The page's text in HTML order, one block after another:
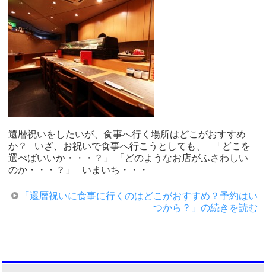
還暦祝いをしたいが、食事へ行く場所はどこがおすすめ
か？ いざ、お祝いで食事へ行こうとしても、 「どこを
選べばいいか・・・？」 「どのようなお店がふさわしい
のか・・・？」 いまいち・・・
「還暦祝いに食事に行くのはどこがおすすめ？予約はい
つから？」の続きを読む